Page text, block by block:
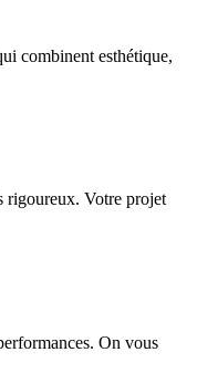
combinent esthétique,
rigoureux. Votre projet
On vous